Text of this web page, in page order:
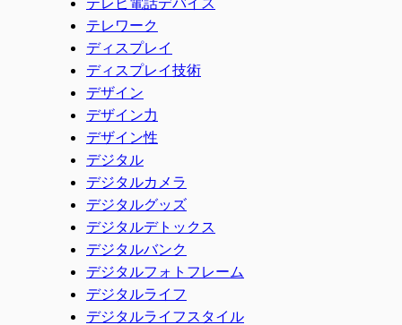
テレワーク
ディスプレイ
ディスプレイ技術
デザイン
デザイン力
デザイン性
デジタル
デジタルカメラ
デジタルグッズ
デジタルデトックス
デジタルバンク
デジタルフォトフレーム
デジタルライフ
デジタルライフスタイル